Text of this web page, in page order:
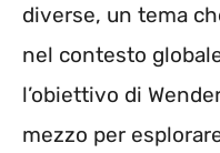
diverse, un tema
nel contesto
l’obiettivo di
mezzo per